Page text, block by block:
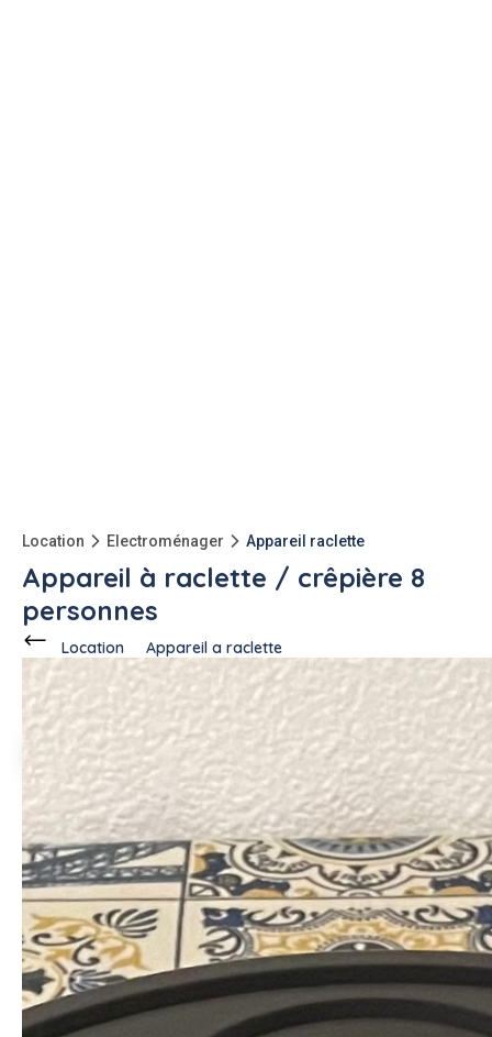
Location Electroménager Appareil raclette
Appareil à raclette / crêpière 8
personnes
Location Appareil a raclette
Ce voisin propose en location àAthis-Mons (91200)
Sam F. 3 annonces
-10kg qu'à l'achat
Description de l'annonce
Location appareil à raclette / crêpière pour 8 personnes.
Température : jusqu'à 240°C
Puissance : 1200 W
Longueur du câble : 1,2m